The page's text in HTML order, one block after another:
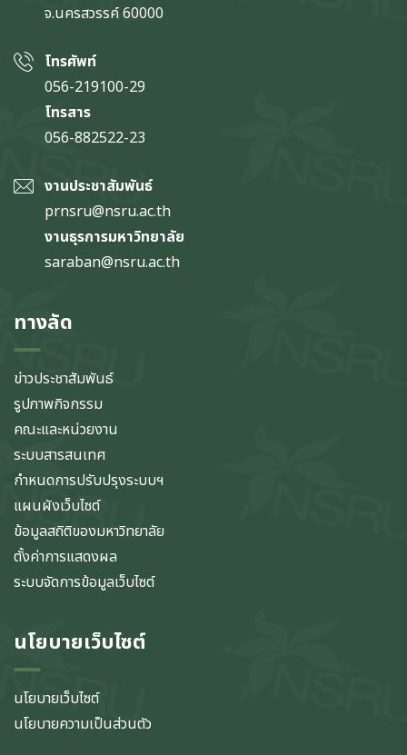
จ.นครสวรรค์60000
โทรศัพท์
056-219100-29
โทรสาร
056-882522-23
งานประชาสัมพันธ์
prnsru@nsru.ac.th
งานธุรการมหาวิทยาลัย
saraban@nsru.ac.th
ทางลัด
ข่าวประชาสัมพันธ์
รูปภาพกิจกรรม
คณะและหน่วยงาน
ระบบสารสนเทศ
กำหนดการปรับปรุงระบบฯ
แผนผังเว็บไซต์
ข้อมูลสถิติของมหาวิทยาลัย
ตั้งค่าการแสดงผล
ระบบจัดการข้อมูลเว็บไซต์
นโยบายเว็บไซต์
นโยบายเว็บไซต์
นโยบายความเป็นส่วนตัว